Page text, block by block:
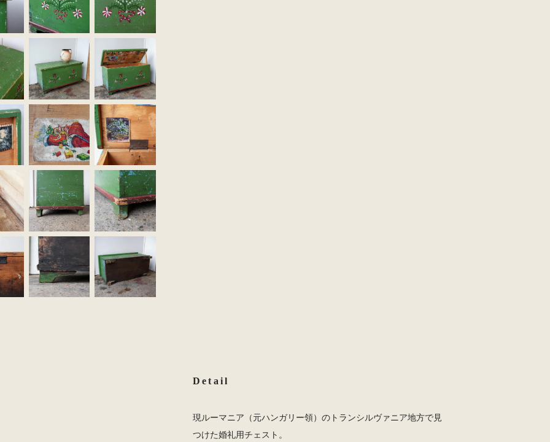
Detail
現ルーマニア（元ハンガリー領）のトランシルヴァニア地方で見
つけた婚礼用チェスト。